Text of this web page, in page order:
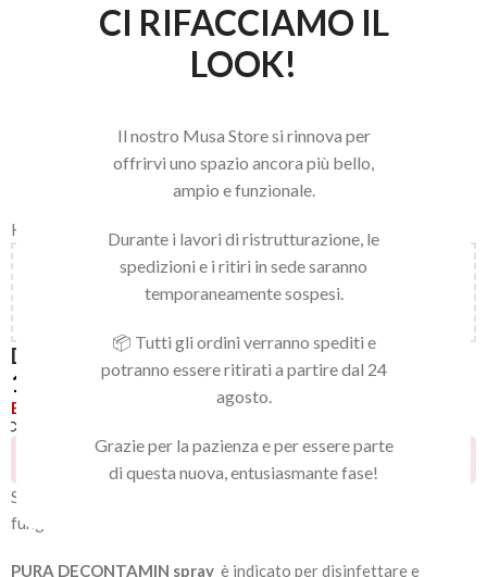
CI RIFACCIAMO IL
LOOK!
Il nostro Musa Store si rinnova per
offrirvi uno spazio ancora più bello,
ampio e funzionale.
Durante i lavori di ristrutturazione, le
spedizioni e i ritiri in sede saranno
temporaneamente sospesi.
📦 Tutti gli ordini verranno spediti e
potranno essere ritirati a partire dal 24
agosto.
Grazie per la pazienza e per essere parte
di questa nuova, entusiasmante fase!
Home IGIENE PURA STERIL
150,00€al carrello e ottieni la spedizione
DECONTAMIN SPRAY
12,90
Esaurito
Persone che guardano questo prodotto ora!
Spray disinfettante per oggetti e superfici. Battericida e
fungicida.
PURA DECONTAMIN spray è indicato per disinfettare e